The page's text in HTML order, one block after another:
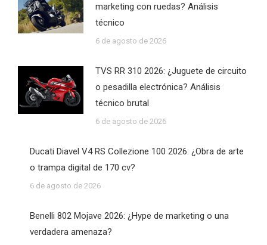
marketing con ruedas? Análisis
técnico
6 de agosto de 2026
TVS RR 310 2026: ¿Juguete de circuito
o pesadilla electrónica? Análisis
técnico brutal
6 de agosto de 2026
Ducati Diavel V4 RS Collezione 100 2026: ¿Obra de arte
o trampa digital de 170 cv?
6 de agosto de 2026
Benelli 802 Mojave 2026: ¿Hype de marketing o una
verdadera amenaza?